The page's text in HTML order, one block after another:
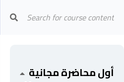
for Arbitration
أول محاضرة مجانية